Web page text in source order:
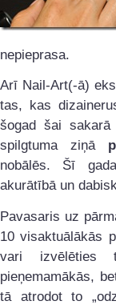
nepieprasa.
Arī Nail-Art(-ā)
tas, kas
šogad šai
spilgtuma ziņā
nobālēs. Šī
akurātībā un
Pavasaris uz
10 visaktuālākās
vari izvēlēties
pieņemamākās,
tā atrodot to